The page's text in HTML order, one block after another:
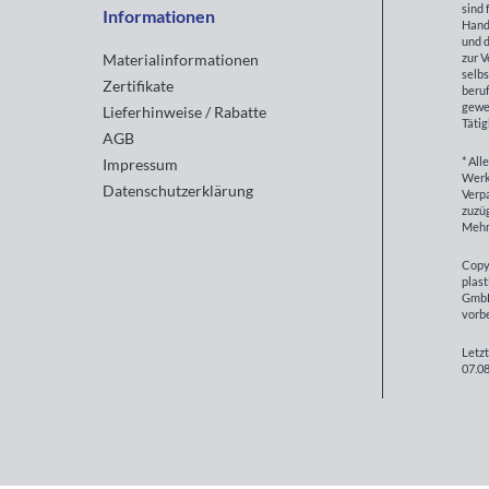
Informationen
Materialinformationen
Zertifikate
Lieferhinweise / Rabatte
AGB
Impressum
Datenschutzerklärung
sind
und
zur
*